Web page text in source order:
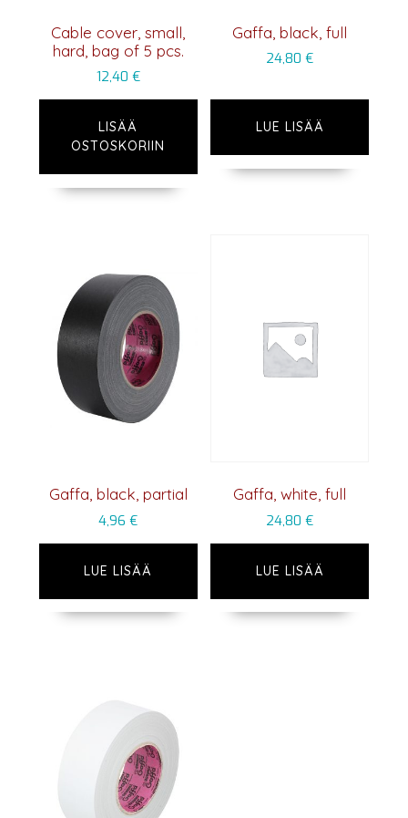
Cable cover, small,
hard, bag of 5 pcs.
12,40 €
LISÄÄ
OSTOSKORIIN
Gaffa, black, full
24,80€
LUE LISÄÄ
Gaffa, black, partial
4,96€
LUE LISÄÄ
Gaffa, white, full
24,80€
LUE LISÄÄ